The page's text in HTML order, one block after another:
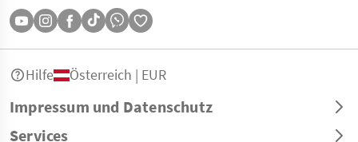
Impressum und Datenschutz
Services
Hilfe Österreich | EUR